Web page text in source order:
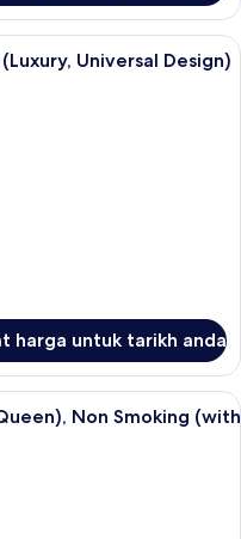
tidur, peti besi dalam bilik,
Universal Design)
harga untuk tarikh anda
Twin Room, 2 Katil Ratu
Non Smoking (with